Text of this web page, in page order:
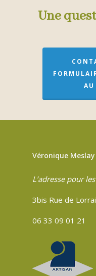
Une
Véronique Meslay
L’adresse pour
3bis Rue de
06 33 09 01 21